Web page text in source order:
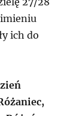
imieniu
ich do